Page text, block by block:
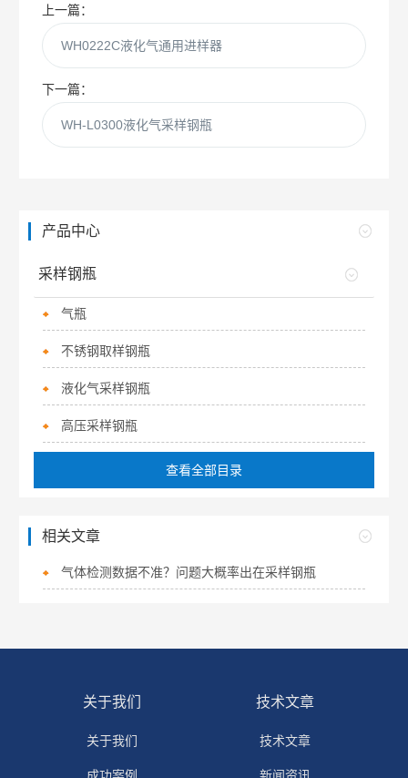
上一篇：
WH0222C液化气通用进样器
下一篇：
WH-L0300液化气采样钢瓶
产品中心
采样钢瓶
气瓶
不锈钢取样钢瓶
液化气采样钢瓶
高压采样钢瓶
查看全部目录
相关文章
气体检测数据不准？问题大概率出在采样钢瓶
关于我们
关于我们
技术文章
技术文章